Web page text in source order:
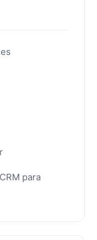
para